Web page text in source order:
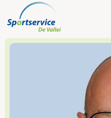
Ga naar de inhoud